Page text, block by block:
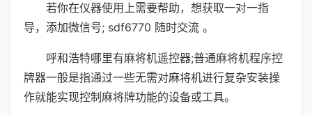
若你在仪器使用上需要帮助，想获取一对一指
导，添加微信号; sdf6770 随时交流 。
呼和浩特哪里有麻将机遥控器;普通麻将机程序控
牌器一般是指通过一些无需对麻将机进行复杂安装操
作就能实现控制麻将牌功能的设备或工具。